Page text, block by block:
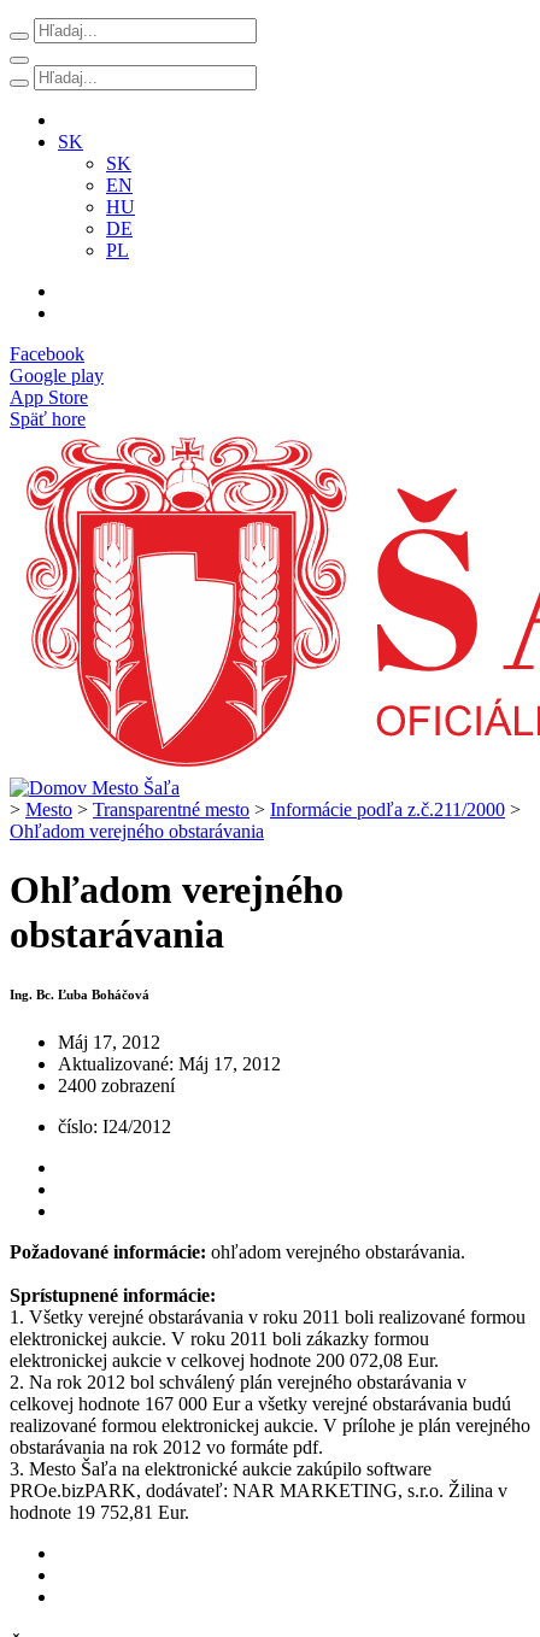
SK
SK
EN
HU
DE
PL
Facebook
Google play
App Store
Späť hore
> Mesto > Transparentné mesto > Informácie podľa z.č.211/2000 >
Ohľadom verejného obstarávania
Ohľadom verejného
obstarávania
Ing. Bc. Ľuba Boháčová
Máj 17, 2012
Aktualizované: Máj 17, 2012
2400 zobrazení
číslo: I24/2012
Požadované informácie: ohľadom verejného obstarávania.
Sprístupnené informácie:
1. Všetky verejné obstarávania v roku 2011 boli realizované formou
elektronickej aukcie. V roku 2011 boli zákazky formou
elektronickej aukcie v celkovej hodnote 200 072,08 Eur.
2. Na rok 2012 bol schválený plán verejného obstarávania v
celkovej hodnote 167 000 Eur a všetky verejné obstarávania budú
realizované formou elektronickej aukcie. V prílohe je plán verejného
obstarávania na rok 2012 vo formáte pdf.
3. Mesto Šaľa na elektronické aukcie zakúpilo software
PROe.bizPARK, dodávateľ: NAR MARKETING, s.r.o. Žilina v
hodnote 19 752,81 Eur.